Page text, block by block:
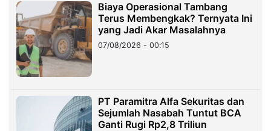
Biaya Operasional Tambang
Terus Membengkak? Ternyata Ini
yang Jadi Akar Masalahnya
07/08/2026 - 00:15
PT Paramitra Alfa Sekuritas dan
Sejumlah Nasabah Tuntut BCA
Ganti Rugi Rp2,8 Triliun